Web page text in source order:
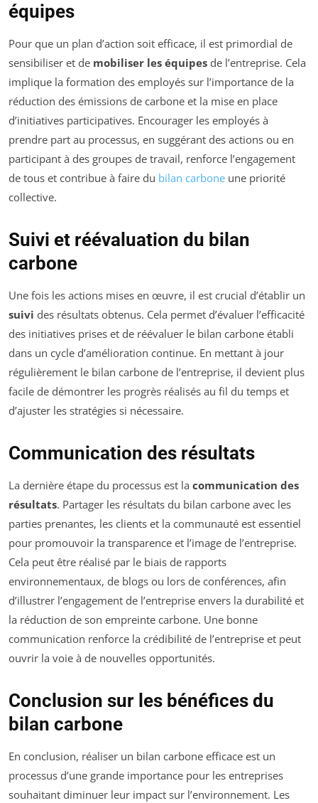
équipes
Pour que un plan d’action soit efficace, il est primordial de
sensibiliser et de mobiliser les équipes de l’entreprise. Cela
implique la formation des employés sur l’importance de la
réduction des émissions de carbone et la mise en place
d’initiatives participatives. Encourager les employés à
prendre part au processus, en suggérant des actions ou en
participant à des groupes de travail, renforce l’engagement
de tous et contribue à faire du bilan carbone une priorité
collective.
Suivi et réévaluation du bilan
carbone
Une fois les actions mises en œuvre, il est crucial d’établir un
suivi des résultats obtenus. Cela permet d’évaluer l’efficacité
des initiatives prises et de réévaluer le bilan carbone établi
dans un cycle d’amélioration continue. En mettant à jour
régulièrement le bilan carbone de l’entreprise, il devient plus
facile de démontrer les progrès réalisés au fil du temps et
d’ajuster les stratégies si nécessaire.
Communication des résultats
La dernière étape du processus est la communication des
résultats. Partager les résultats du bilan carbone avec les
parties prenantes, les clients et la communauté est essentiel
pour promouvoir la transparence et l’image de l’entreprise.
Cela peut être réalisé par le biais de rapports
environnementaux, de blogs ou lors de conférences, afin
d’illustrer l’engagement de l’entreprise envers la durabilité et
la réduction de son empreinte carbone. Une bonne
communication renforce la crédibilité de l’entreprise et peut
ouvrir la voie à de nouvelles opportunités.
Conclusion sur les bénéfices du
bilan carbone
En conclusion, réaliser un bilan carbone efficace est un
processus d’une grande importance pour les entreprises
souhaitant diminuer leur impact sur l’environnement. Les